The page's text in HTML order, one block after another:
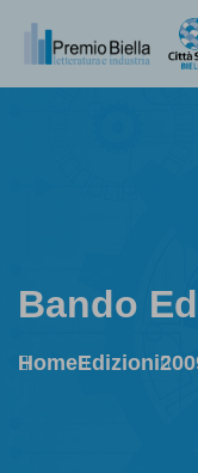
Bando
HomeEdizioni